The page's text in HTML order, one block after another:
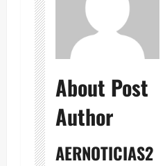
About Post
Author
AERNOTICIAS2